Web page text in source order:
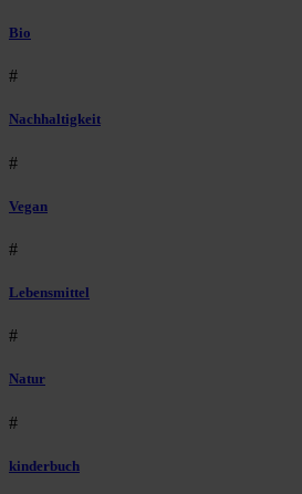
Bio
#
Nachhaltigkeit
#
Vegan
#
Lebensmittel
#
Natur
#
kinderbuch